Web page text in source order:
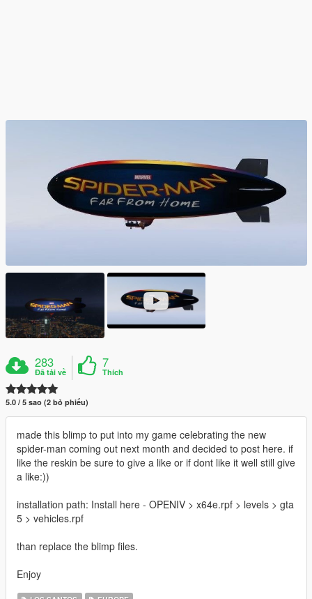
283
Đã tải về
7
Thích
5.0 / 5 sao (2 bỏ phiếu)
made this blimp to put into my game celebrating the new
spider-man coming out next month and decided to post here. if
like the reskin be sure to give a like or if dont like it well still give
a like:))
installation path: Install here - OPENIV > x64e.rpf > levels > gta
5 > vehicles.rpf
than replace the blimp files.
Enjoy